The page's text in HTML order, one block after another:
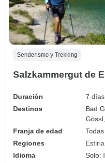
Senderismo y Trekking
Salzkammergut de
Duración
7 días
Destinos
Bad
Gössl,
Franja de edad
Regiones
Estiria
Idioma
Solo: